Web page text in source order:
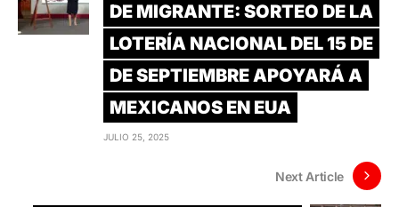
DE MIGRANTE: SORTEO DE LA
LOTERÍA NACIONAL DEL 15 DE
DE SEPTIEMBRE APOYARÁ A
MEXICANOS EN EUA
JULIO 25, 2025
Next Article